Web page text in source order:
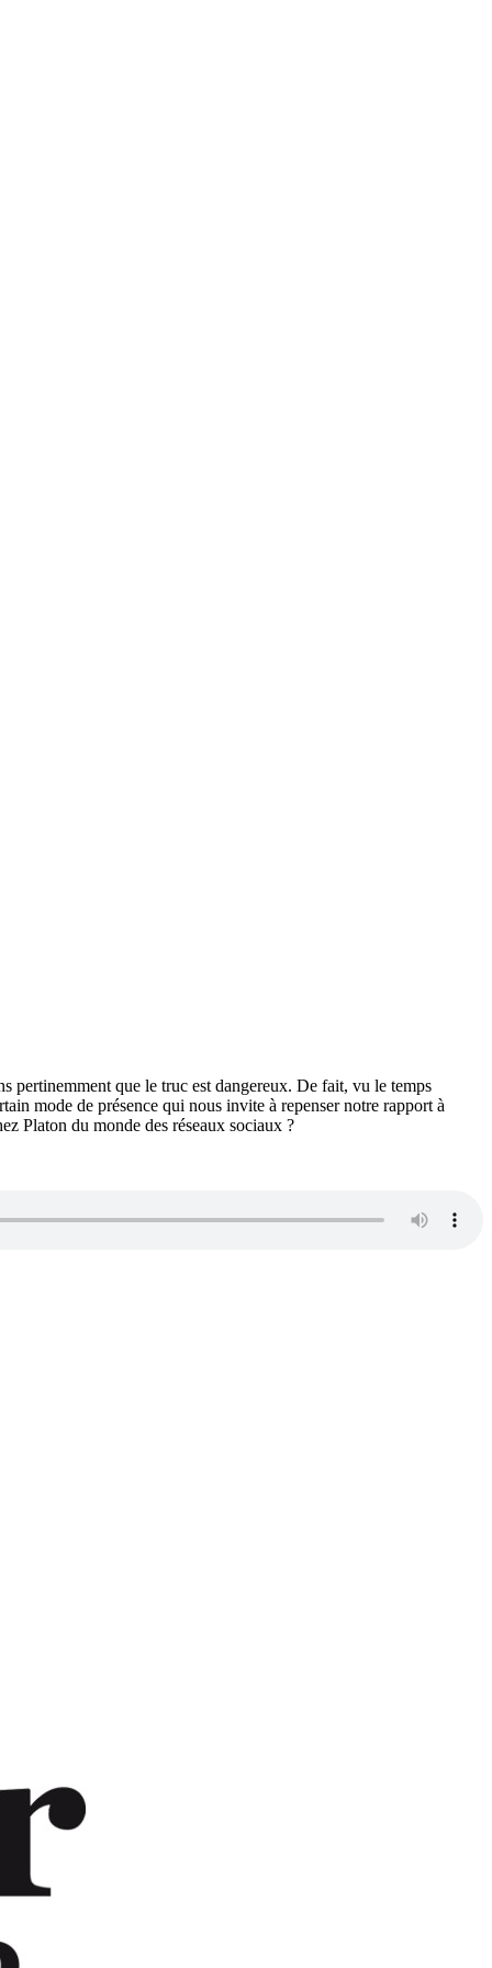
pertinemment que le truc est dangereux. De fait, vu le temps
mode de présence qui nous invite à repenser notre rapport à
Platon du monde des réseaux sociaux ?